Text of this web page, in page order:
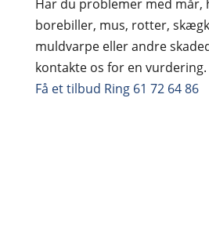
Har du problemer med mår,
borebiller, mus, rotter,
muldvarpe eller andre
kontakte os for en vurdering.
Få et tilbud Ring 61 72 64 86